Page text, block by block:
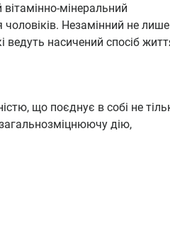
мінеральний
чоловіків. Незамінний не лише
ведуть насичений спосіб
що поєднує в собі не
загальнозміцнюючу дію,